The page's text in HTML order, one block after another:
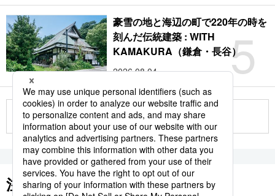
5
豪雪の地と海辺の町で220年の時を
刻んだ伝統建築 : WITH
KAMAKURA（鎌倉・長谷）
2026.08.04
もっと見る
注目のキーワード